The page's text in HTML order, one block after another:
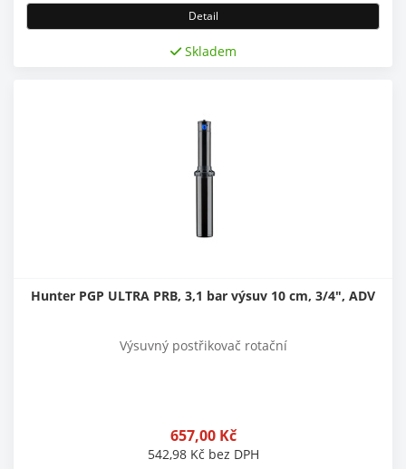
Detail
Skladem
Hunter PGP ULTRA PRB, 3,1 bar výsuv 10 cm, 3/4", ADV
Výsuvný postřikovač rotační
657,00 Kč
542,98 Kč bez DPH